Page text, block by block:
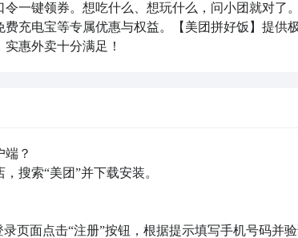
一键领券。想吃什么、想玩什么，问小团就对了
充电宝等专属优惠与权益。【美团拼好饭】提供
惠外卖十分满足！
端？
搜索“美团”并下载安装。
页面点击“注册”按钮，根据提示填写手机号码并